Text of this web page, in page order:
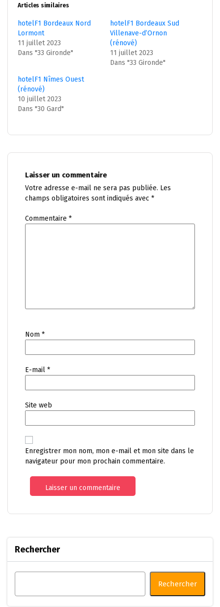
Articles similaires
hotelF1 Bordeaux Nord
Lormont
11 juillet 2023
Dans "33 Gironde"
hotelF1 Bordeaux Sud
Villenave-d’Ornon
(rénové)
11 juillet 2023
Dans "33 Gironde"
hotelF1 Nîmes Ouest
(rénové)
10 juillet 2023
Dans "30 Gard"
Laisser un commentaire
Votre adresse e-mail ne sera pas publiée. Les
champs obligatoires sont indiqués avec *
Commentaire *
Nom *
E-mail *
Site web
Enregistrer mon nom, mon e-mail et mon site dans le
navigateur pour mon prochain commentaire.
Rechercher
Rechercher